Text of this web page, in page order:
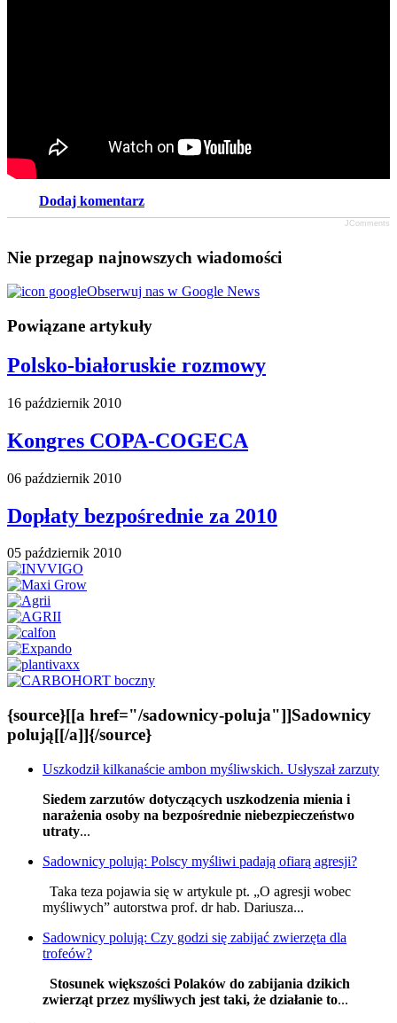
Dodaj komentarz
JComments
Nie przegap najnowszych wiadomości
Obserwuj nas w Google News
Powiązane artykuły
Polsko-białoruskie rozmowy
16 październik 2010
Kongres COPA-COGECA
06 październik 2010
Dopłaty bezpośrednie za 2010
05 październik 2010
{source}[[a href="/sadownicy-poluja"]]Sadownicy
polują[[/a]]{/source}
Uszkodził kilkanaście ambon myśliwskich. Usłyszał zarzuty
Siedem zarzutów dotyczących uszkodzenia mienia i
narażenia osoby na bezpośrednie niebezpieczeństwo
utraty...
Sadownicy polują: Polscy myśliwi padają ofiarą agresji?
Taka teza pojawia się w artykule pt. „O agresji wobec
myśliwych” autorstwa prof. dr hab. Dariusza...
Sadownicy polują: Czy godzi się zabijać zwierzęta dla
trofeów?
Stosunek większości Polaków do zabijania dzikich
zwierząt przez myśliwych jest taki, że działanie to...